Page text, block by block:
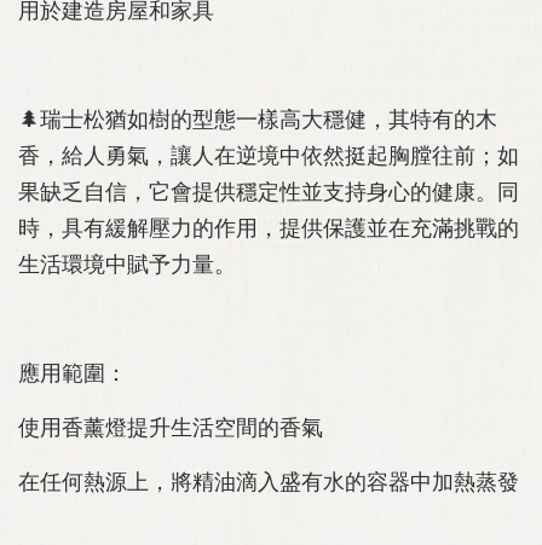
用於建造房屋和家具
🌲瑞士松猶如樹的型態一樣高大穩健，其特有的木
香，給人勇氣，讓人在逆境中依然挺起胸膛往前；如
果缺乏自信，它會提供穩定性並支持身心的健康。同
時，具有緩解壓力的作用，提供保護並在充滿挑戰的
生活環境中賦予力量。
應用範圍：
使用香薰燈提升生活空間的香氣
在任何熱源上，將精油滴入盛有水的容器中加熱蒸發